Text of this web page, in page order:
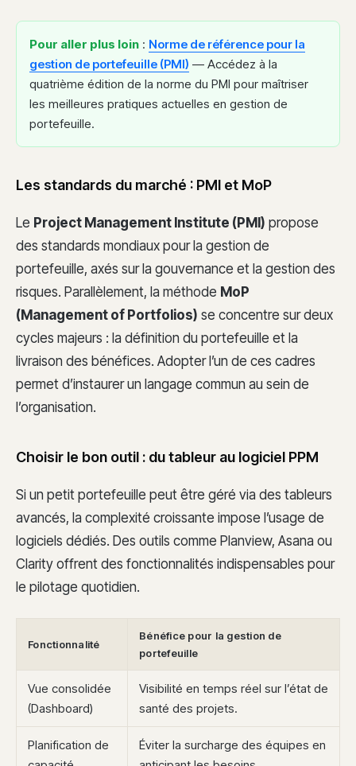
Pour aller plus loin : Norme de référence pour la
gestion de portefeuille (PMI) — Accédez à la
quatrième édition de la norme du PMI pour maîtriser
les meilleures pratiques actuelles en gestion de
portefeuille.
Les standards du marché : PMI et MoP
Le Project Management Institute (PMI) propose
des standards mondiaux pour la gestion de
portefeuille, axés sur la gouvernance et la gestion des
risques. Parallèlement, la méthode MoP
(Management of Portfolios) se concentre sur deux
cycles majeurs : la définition du portefeuille et la
livraison des bénéfices. Adopter l’un de ces cadres
permet d’instaurer un langage commun au sein de
l’organisation.
Choisir le bon outil : du tableur au logiciel PPM
Si un petit portefeuille peut être géré via des tableurs
avancés, la complexité croissante impose l’usage de
logiciels dédiés. Des outils comme Planview, Asana ou
Clarity offrent des fonctionnalités indispensables pour
le pilotage quotidien.
Fonctionnalité
Bénéfice pour la gestion de
portefeuille
Vue consolidée
(Dashboard)
Visibilité en temps réel sur l’état de
santé des projets.
Planification de
Éviter la surcharge des équipes en